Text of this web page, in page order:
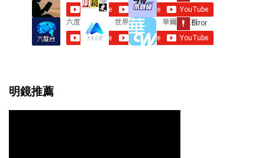
明鏡推薦